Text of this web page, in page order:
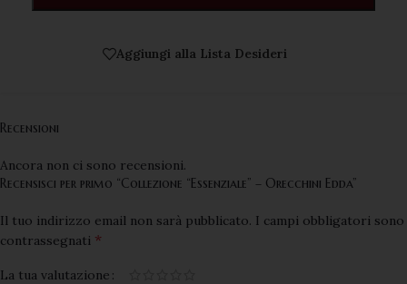
Aggiungi alla Lista Desideri
Recensioni
Ancora non ci sono recensioni.
Recensisci per primo “Collezione “Essenziale” – Orecchini Edda”
Il tuo indirizzo email non sarà pubblicato. I campi obbligatori sono
contrassegnati *
La tua valutazione